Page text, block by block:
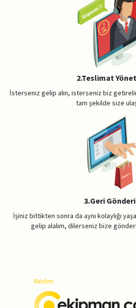
2.Teslimat
İsterseniz gelip alın, isterseniz biz
tam şekilde size
3.Geri
İşiniz bittikten sonra da aynı kolaylığı
gelip alalım, dilerseniz bize
Neden